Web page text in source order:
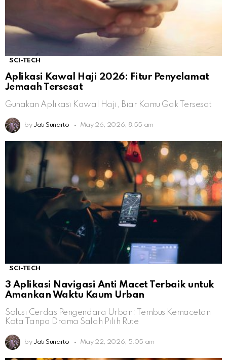
SCI-TECH
Aplikasi Kawal Haji 2026: Fitur Penyelamat
Jemaah Tersesat
Gunakan Aplikasi Kawal Haji, Biar Kamu Gak Tersesat
by Jati Sunarto May 26, 2026, 8:55 am
SCI-TECH
3 Aplikasi Navigasi Anti Macet Terbaik untuk
Amankan Waktu Kaum Urban
Solusi Cerdas Pengendara Urban: Tembus Kemacetan
Kota Tanpa Drama Salah Pilih Rute
by Jati Sunarto May 22, 2026, 5:05 am